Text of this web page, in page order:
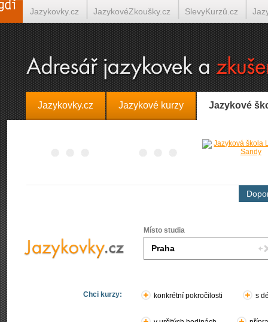
Jazykovky.cz Jazykové kurzy Jazykové
Místo studia
Chci kurzy: konkrétní pokročilosti s
Jazykovky.cz JazykovéZkoušky.cz SlevyKurzů.cz
Španělština on-line Italština on-line Tlumočení-